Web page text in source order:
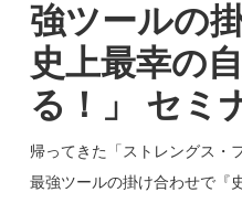
強ツールの
史上最幸の
る！」 セミ
帰ってきた「ストレングス
最強ツールの掛け合わせで『